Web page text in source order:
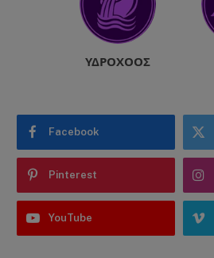
ΥΔΡΟΧΌΟΣ
Facebook
Pinterest
YouTube